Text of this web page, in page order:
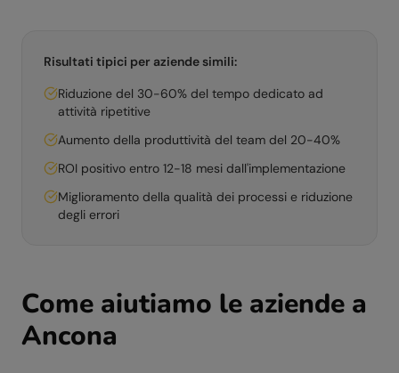
Risultati tipici per aziende simili:
Riduzione del 30-60% del tempo dedicato ad
attività ripetitive
Aumento della produttività del team del 20-40%
ROI positivo entro 12-18 mesi dall'implementazione
Miglioramento della qualità dei processi e riduzione
degli errori
Come aiutiamo le aziende a
Ancona